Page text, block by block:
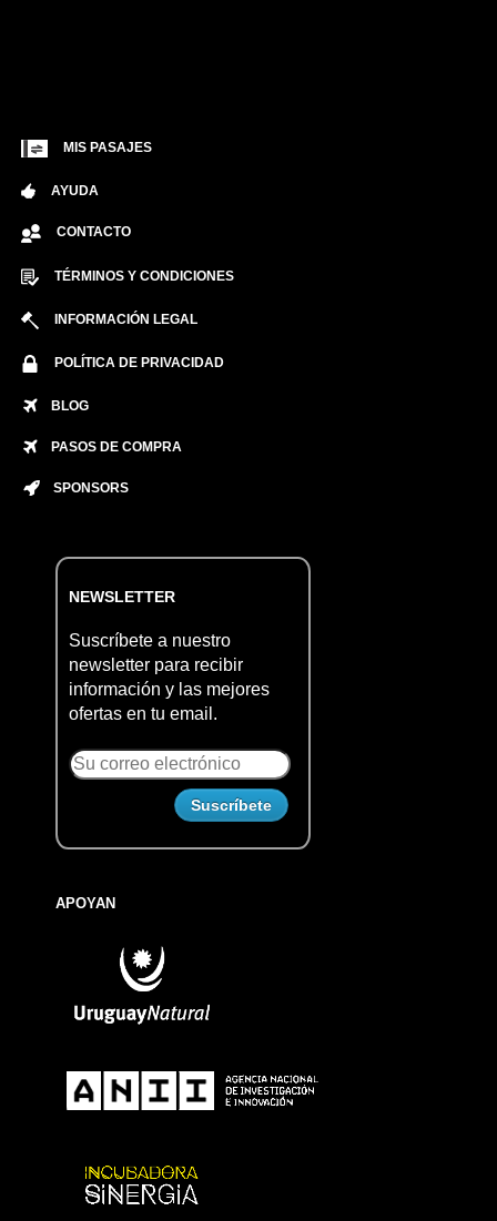
MIS PASAJES
AYUDA
CONTACTO
TÉRMINOS Y CONDICIONES
INFORMACIÓN LEGAL
POLÍTICA DE PRIVACIDAD
BLOG
PASOS DE COMPRA
SPONSORS
NEWSLETTER
Suscríbete a nuestro
newsletter para recibir
información y las mejores
ofertas en tu email.
APOYAN